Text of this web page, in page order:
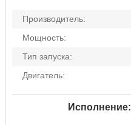
Производитель:
Мощность:
Тип запуска:
Двигатель:
Исполнение: